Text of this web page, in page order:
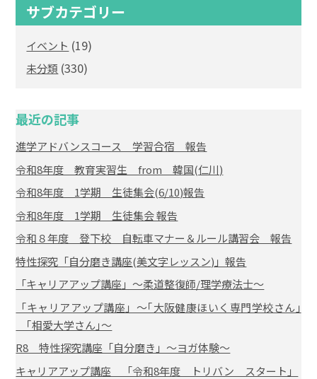
サブカテゴリー
イベント (19)
未分類 (330)
最近の記事
進学アドバンスコース 学習合宿 報告
令和8年度 教育実習生 from 韓国(仁川)
令和8年度 1学期 生徒集会(6/10)報告
令和8年度 1学期 生徒集会 報告
令和８年度 登下校 自転車マナー＆ルール講習会 報告
特性探究「自分磨き講座(美文字レッスン)」報告
「キャリアアップ講座」～柔道整復師/理学療法士～
「キャリアアップ講座」～｢大阪健康ほいく専門学校さん｣
｢相愛大学さん｣～
R8 特性探究講座「自分磨き」～ヨガ体験～
キャリアアップ講座 「令和8年度 トリバン スタート」